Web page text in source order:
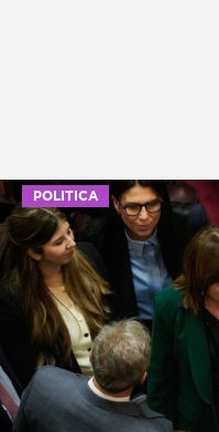
POLITICA